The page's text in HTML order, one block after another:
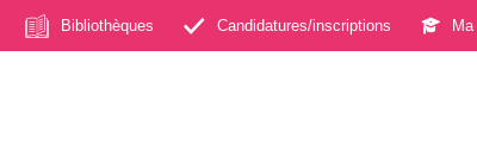
Bibliothèques Candidatures/inscriptions Ma